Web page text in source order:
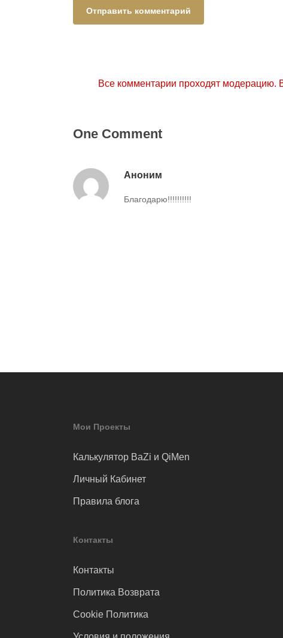
Все комментарии проходят модерацию.
One Comment
Аноним
Благодарю!!!!!!!!!!
Мои Проекты
Калькулятор BaZi и QiMen
Личный Кабинет
Правила блога
Контакты
Контакты
Политика Возврата
Cookie Политика